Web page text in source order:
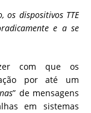
os dispositivos TTE
e a se
com que os
por até um
” de mensagens
em sistemas